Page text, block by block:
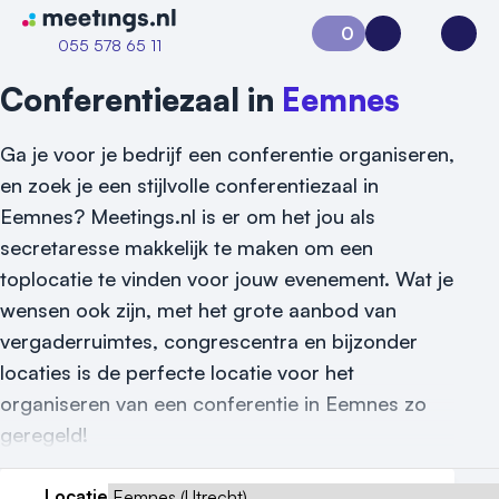
Naar home van Meetings
055 578 65 11
0
Aanvraag 0Inloggen
Conferentiezaal in Eemnes
Ga je voor je bedrijf een conferentie organiseren,
en zoek je een stijlvolle conferentiezaal in
Eemnes? Meetings.nl is er om het jou als
secretaresse makkelijk te maken om een
toplocatie te vinden voor jouw evenement. Wat je
wensen ook zijn, met het grote aanbod van
vergaderruimtes, congrescentra en bijzonder
locaties is de perfecte locatie voor het
organiseren van een conferentie in Eemnes zo
geregeld!